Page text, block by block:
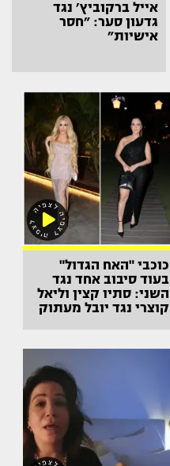
אייל ברקוביץ׳ נגד
גדעון סער: ״חסר
אישיות״
כוכבי "האח הגדול"
בעוד סיבוב אחד נגד
השני: סתיו קצין וליאל
קוצרי נגד יובל מעתוק